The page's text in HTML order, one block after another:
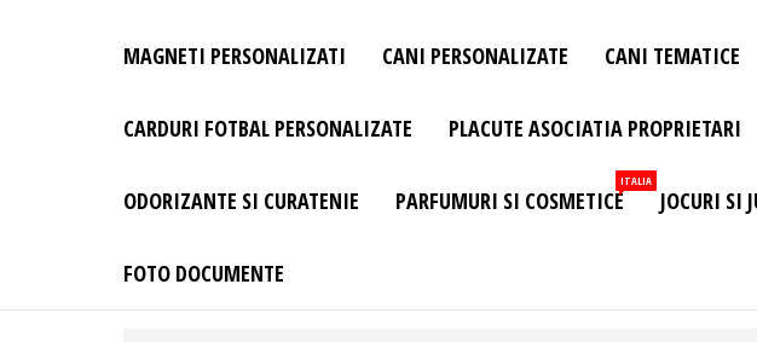
– Accesorii
MAGNETI PERSONALIZATI CANI PERSONALIZATE CANI TEMATICE
CARDURI FOTBAL PERSONALIZATE PLACUTE ASOCIATIA PROPRIETARI
ODORIZANTE SI CURATENIE PARFUMURI SI COSMETICE
ITALIA
JOCURI SI
FOTO DOCUMENTE